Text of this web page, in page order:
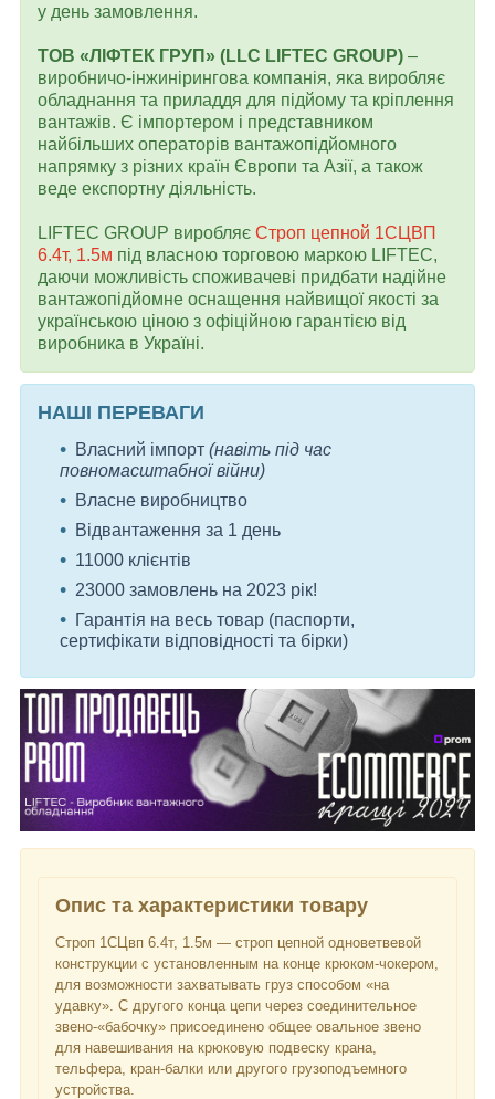
у день замовлення.
ТОВ «ЛІФТЕК ГРУП» (LLC LIFTEC GROUP) –
виробничо-інжинірингова компанія, яка виробляє
обладнання та приладдя для підйому та кріплення
вантажів. Є імпортером і представником
найбільших операторів вантажопідйомного
напрямку з різних країн Європи та Азії, а також
веде експортну діяльність.
LIFTEC GROUP виробляє Строп цепной 1СЦВП
6.4т, 1.5м під власною торговою маркою LIFTEC,
даючи можливість споживачеві придбати надійне
вантажопідйомне оснащення найвищої якості за
українською ціною з офіційною гарантією від
виробника в Україні.
НАШІ ПЕРЕВАГИ
Власний імпорт (навіть під час
повномасштабної війни)
Власне виробництво
Відвантаження за 1 день
11000 клієнтів
23000 замовлень на 2023 рік!
Гарантія на весь товар (паспорти,
сертифікати відповідності та бірки)
Опис та характеристики товару
Строп 1СЦвп 6.4т, 1.5м — строп цепной одноветвевой
конструкции с установленным на конце крюком-чокером,
для возможности захватывать груз способом «на
удавку». С другого конца цепи через соединительное
звено-«бабочку» присоединено общее овальное звено
для навешивания на крюковую подвеску крана,
тельфера, кран-балки или другого грузоподъемного
устройства.